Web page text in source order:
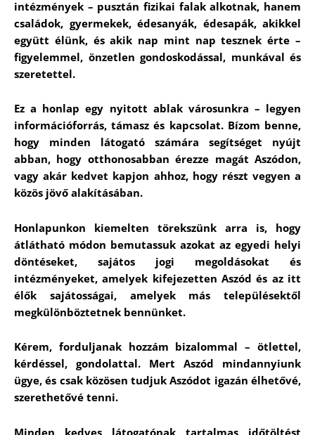
intézmények – pusztán fizikai falak alkotnak, hanem
családok, gyermekek, édesanyák, édesapák, akikkel
együtt élünk, és akik nap mint nap tesznek érte –
figyelemmel, önzetlen gondoskodással, munkával és
szeretettel.
Ez a honlap egy nyitott ablak városunkra – legyen
információforrás, támasz és kapcsolat. Bízom benne,
hogy minden látogató számára segítséget nyújt
abban, hogy otthonosabban érezze magát Aszódon,
vagy akár kedvet kapjon ahhoz, hogy részt vegyen a
közös jövő alakításában.
Honlapunkon kiemelten törekszünk arra is, hogy
átlátható módon bemutassuk azokat az egyedi helyi
döntéseket, sajátos jogi megoldásokat és
intézményeket, amelyek kifejezetten Aszód és az itt
élők sajátosságai, amelyek más településektől
megkülönböztetnek bennünket.
Kérem, forduljanak hozzám bizalommal – ötlettel,
kérdéssel, gondolattal. Mert Aszód mindannyiunk
ügye, és csak közösen tudjuk Aszódot igazán élhetővé,
szerethetővé tenni.
Minden kedves látogatónak tartalmas időtöltést